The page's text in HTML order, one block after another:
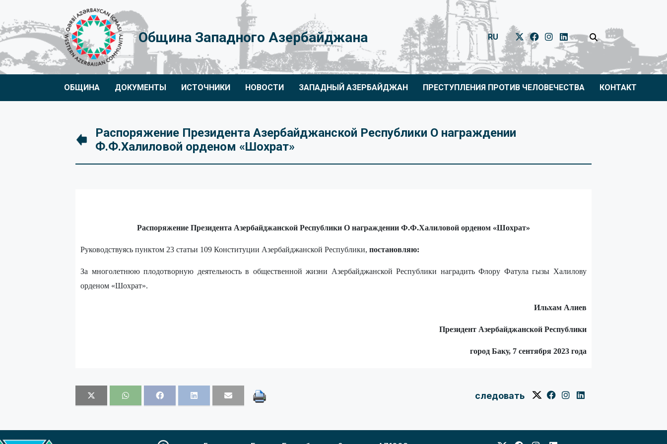
Община Западного Азербайджана RU
ОБЩИНА ДОКУМЕНТЫ ИСТОЧНИКИ НОВОСТИ ЗАПАДНЫЙ АЗЕРБАЙДЖАН ПРЕСТУПЛЕНИЯ ПРОТИВ ЧЕЛОВЕЧЕСТВА КОНТАКТ
Распоряжение Президента Азербайджанской Республики О награждении
Ф.Ф.Халиловой орденом «Шохрат»
Распоряжение Президента Азербайджанской Республики О награждении Ф.Ф.Халиловой орденом «Шохрат»
Руководствуясь пунктом 23 статьи 109 Конституции Азербайджанской Республики, постановляю:
За многолетнюю плодотворную деятельность в общественной жизни Азербайджанской Республики наградить Флору Фатула гызы Халилову
орденом «Шохрат».
Ильхам Алиев
Президент Азербайджанской Республики
город Баку, 7 сентября 2023 года
следовать